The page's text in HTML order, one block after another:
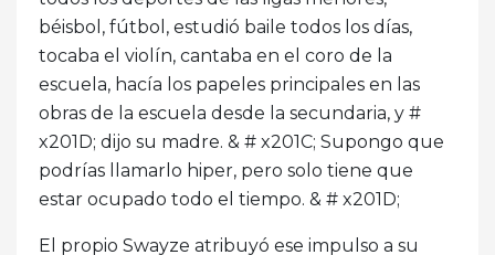
béisbol, fútbol, ​​estudió baile todos los días,
tocaba el violín, cantaba en el coro de la
escuela, hacía los papeles principales en las
obras de la escuela desde la secundaria, y #
x201D; dijo su madre. & # x201C; Supongo que
podrías llamarlo hiper, pero solo tiene que
estar ocupado todo el tiempo. & # x201D;
El propio Swayze atribuyó ese impulso a su